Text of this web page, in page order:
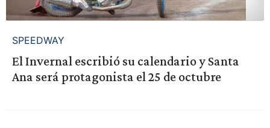
SPEEDWAY
El Invernal escribió su calendario y Santa
Ana será protagonista el 25 de octubre